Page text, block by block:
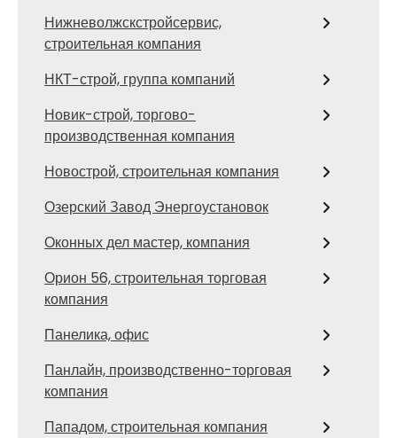
Нижневолжскстройсервис,
строительная компания
НКТ-строй, группа компаний
Новик-строй, торгово-
производственная компания
Новострой, строительная компания
Озерский Завод Энергоустановок
Оконных дел мастер, компания
Орион 56, строительная торговая
компания
Панелика, офис
Панлайн, производственно-торговая
компания
Пападом, строительная компания